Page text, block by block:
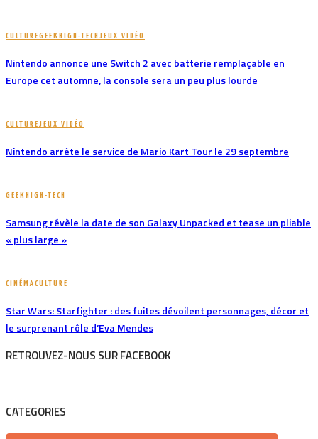
CULTUREGEEK HIGH-TECH JEUX VIDÉO
Nintendo annonce une Switch 2 avec batterie remplaçable en
Europe cet automne, la console sera un peu plus lourde
CULTUREJEUX VIDÉO
Nintendo arrête le service de Mario Kart Tour le 29 septembre
GEEK HIGH-TECH
Samsung révèle la date de son Galaxy Unpacked et tease un pliable
« plus large »
CINÉMACULTURE
Star Wars: Starfighter : des fuites dévoilent personnages, décor et
le surprenant rôle d’Eva Mendes
RETROUVEZ-NOUS SUR FACEBOOK
CATEGORIES